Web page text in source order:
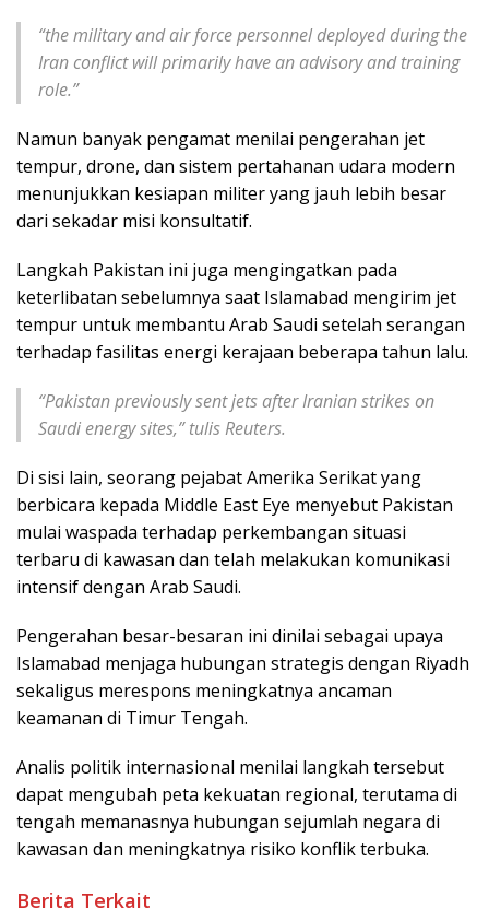
“the military and air force personnel deployed during the
Iran conflict will primarily have an advisory and training
role.”
Namun banyak pengamat menilai pengerahan jet
tempur, drone, dan sistem pertahanan udara modern
menunjukkan kesiapan militer yang jauh lebih besar
dari sekadar misi konsultatif.
Langkah Pakistan ini juga mengingatkan pada
keterlibatan sebelumnya saat Islamabad mengirim jet
tempur untuk membantu Arab Saudi setelah serangan
terhadap fasilitas energi kerajaan beberapa tahun lalu.
“Pakistan previously sent jets after Iranian strikes on
Saudi energy sites,” tulis Reuters.
Di sisi lain, seorang pejabat Amerika Serikat yang
berbicara kepada Middle East Eye menyebut Pakistan
mulai waspada terhadap perkembangan situasi
terbaru di kawasan dan telah melakukan komunikasi
intensif dengan Arab Saudi.
Pengerahan besar-besaran ini dinilai sebagai upaya
Islamabad menjaga hubungan strategis dengan Riyadh
sekaligus merespons meningkatnya ancaman
keamanan di Timur Tengah.
Analis politik internasional menilai langkah tersebut
dapat mengubah peta kekuatan regional, terutama di
tengah memanasnya hubungan sejumlah negara di
kawasan dan meningkatnya risiko konflik terbuka.
Berita Terkait